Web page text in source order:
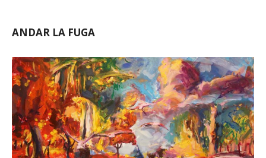
ANDAR LA FUGA